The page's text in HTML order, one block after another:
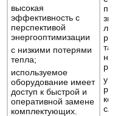
высокая
эффективность с
перспективой
энергооптимизации
с низкими потерями
тепла;
используемое
оборудование имеет
доступ к быстрой и
оперативной замене
комплектующих.